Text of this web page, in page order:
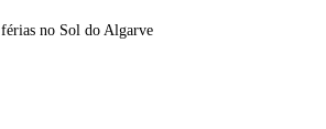
no Sol do Algarve